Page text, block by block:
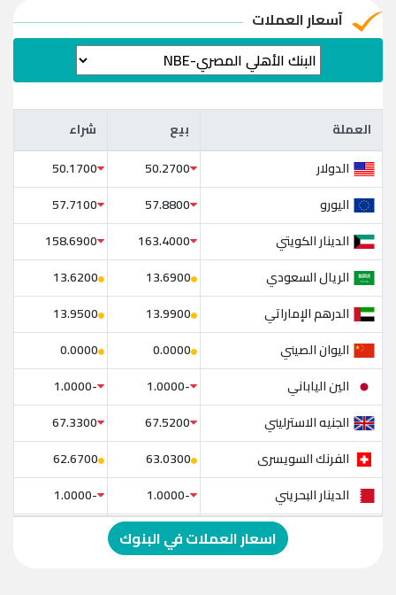
آسعار العملات
العملة بيع شراء العملة بيع
شراء
الدولار
50.2700
50.1700
اليورو
57.8800
57.7100
الدينار الكويتي
163.4000
158.6900
الريال السعودي
13.6900
13.6200
الدرهم الإماراتي
13.9900
13.9500
اليوان الصيني
0.0000
0.0000
الين الياباني
-1.0000
-1.0000
الجنيه الاسترليني
67.5200
67.3300
الفرنك السويسرى
63.0300
62.6700
الدينار البحريني
-1.0000
-1.0000
الدولار الإسترالي
-1.0000
اسعار العملات في البنوك